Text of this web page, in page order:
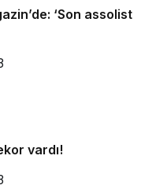
‘Son assolist
vardı!